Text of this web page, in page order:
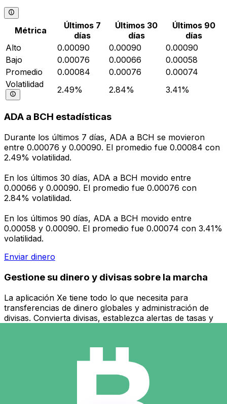
Métrica
Últimos 7
días
Últimos 30
días
Últimos 90
días
Alto
0.00090 0.00090
0.00090
Bajo
0.00076 0.00066
0.00058
Promedio
0.00084 0.00076
0.00074
Volatilidad
2.49% 2.84% 3.41%
ADA a BCH estadísticas
Durante los últimos 7 días, ADA a BCH se movieron
entre 0.00076 y 0.00090. El promedio fue 0.00084 con
2.49% volatilidad.
En los últimos 30 días, ADA a BCH movido entre
0.00066 y 0.00090. El promedio fue 0.00076 con
2.84% volatilidad.
En los últimos 90 días, ADA a BCH movido entre
0.00058 y 0.00090. El promedio fue 0.00074 con 3.41%
volatilidad.
Enviar dinero
Gestione su dinero y divisas sobre la marcha
La aplicación Xe tiene todo lo que necesita para
transferencias de dinero globales y administración de
divisas. Convierta divisas, establezca alertas de tasas y